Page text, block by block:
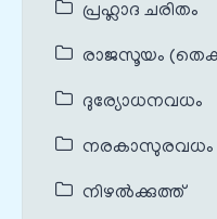
പ്രഹ്ലാദ ചരിതം
രാജസൂയം
ദുര്യോധനവധം
നരകാസുരവധം
നിഴൽക്കുത്ത്